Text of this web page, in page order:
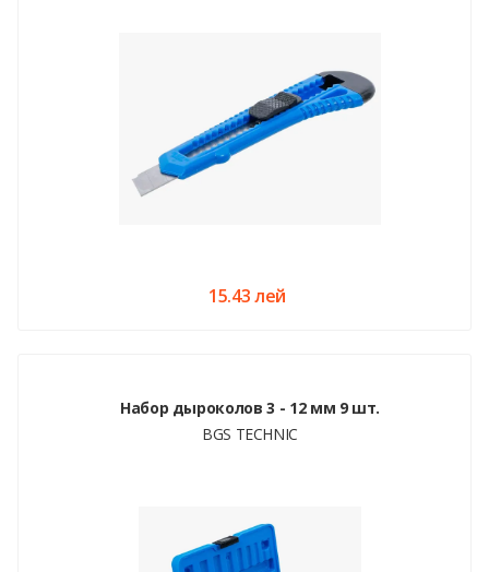
15.43 лей
Набор дыроколов 3 - 12 мм 9 шт.
BGS TECHNIC